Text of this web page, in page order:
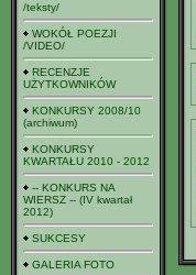
/teksty/
WOKÓŁ POEZJI
/VIDEO/
RECENZJE
UŻYTKOWNIKÓW
KONKURSY 2008/10
(archiwum)
KONKURSY
KWARTAŁU 2010 - 2012
-- KONKURS NA
WIERSZ -- (IV kwartał
2012)
SUKCESY
GALERIA FOTO